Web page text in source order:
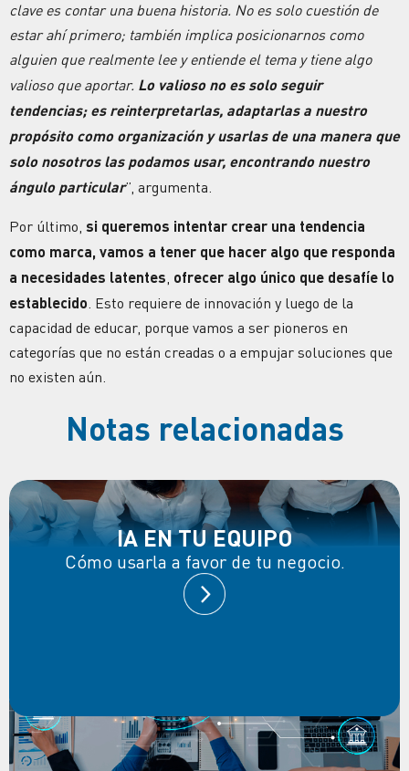
clave es contar una buena historia. No es solo cuestión de
estar ahí primero; también implica posicionarnos como
alguien que realmente lee y entiende el tema y tiene algo
valioso que aportar. Lo valioso no es solo seguir
tendencias; es reinterpretarlas, adaptarlas a nuestro
propósito como organización y usarlas de una manera que
solo nosotros las podamos usar, encontrando nuestro
ángulo particular”, argumenta.
Por último, si queremos intentar crear una tendencia
como marca, vamos a tener que hacer algo que responda
a necesidades latentes ofrecer algo único que desafíe lo
establecido . Esto requiere de innovación y luego de la
capacidad de educar, porque vamos a ser pioneros en
categorías que no están creadas o a empujar soluciones que
no existen aún.
Notas relacionadas
IA EN TU EQUIPO
Cómo usarla a favor de tu negocio.